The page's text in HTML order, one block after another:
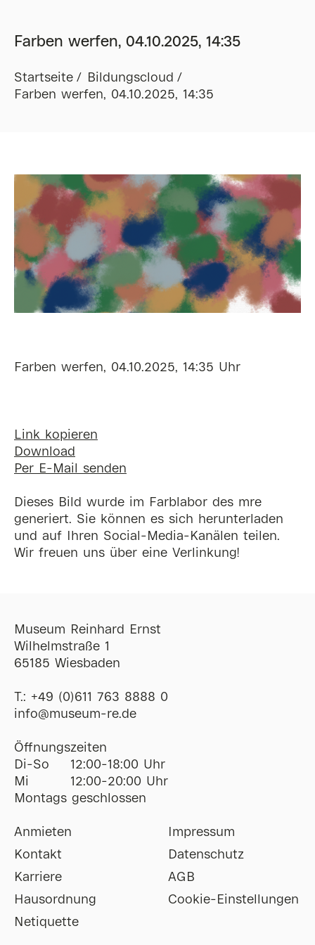
Farben werfen, 04.10.2025, 14:35
Startseite
Bildungscloud
Farben werfen, 04.10.2025, 14:35
Farben werfen, 04.10.2025, 14:35 Uhr
Link kopieren
Download
Per E-Mail senden
Dieses Bild wurde im Farblabor des mre
generiert. Sie können es sich herunterladen
und auf Ihren Social-Media-Kanälen teilen.
Wir freuen uns über eine Verlinkung!
Museum Reinhard Ernst
Wilhelmstraße 1
65185 Wiesbaden
T.: +49 (0)611 763 8888 0
ofni@museum-re de
Öffnungszeiten
Di-So
12:00-18:00 Uhr
Mi
12:00-20:00 Uhr
Montags geschlossen
Anmieten
Kontakt
Karriere
Hausordnung
Netiquette
Impressum
Datenschutz
AGB
Cookie-Einstellungen